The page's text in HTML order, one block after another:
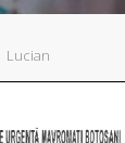
Lucian